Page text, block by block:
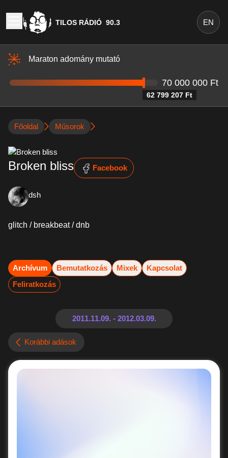
TILOS RÁDIÓ 90.3 EN
Maraton adomány mutató
62 799 207 Ft
70 000 000 Ft
Főoldal Műsorok
Broken bliss Facebook
dsh
glitch / breakbeat / dnb
Archívum Bemutatkozás Mixek
Kapcsolat
Feliratkozás
Korábbi adások